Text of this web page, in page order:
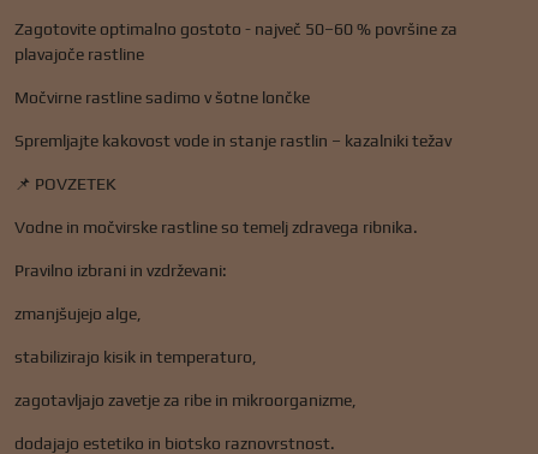
Zagotovite optimalno gostoto - največ 50–60 % površine za
plavajoče rastline
Močvirne rastline sadimo v šotne lončke
Spremljajte kakovost vode in stanje rastlin – kazalniki težav
📌 POVZETEK
Vodne in močvirske rastline so temelj zdravega ribnika.
Pravilno izbrani in vzdrževani:
zmanjšujejo alge,
stabilizirajo kisik in temperaturo,
zagotavljajo zavetje za ribe in mikroorganizme,
dodajajo estetiko in biotsko raznovrstnost.